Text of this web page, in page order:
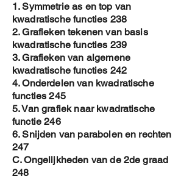
1. Symmetrie as en top van
kwadratische functies 238
2. Grafieken tekenen van basis
kwadratische functies 239
3. Grafieken van algemene
kwadratische functies 242
4. Onderdelen van kwadratische
functies 245
5. Van grafiek naar kwadratische
functie 246
6. Snijden van parabolen en rechten
247
C. Ongelijkheden van de 2de graad
248